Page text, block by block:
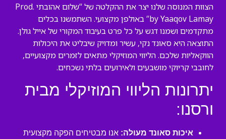
הצוות המנוסה שלנו יצר את ההקלטה של “שלום אהובתי Prod.
by Yaaqov Lamay” באולפן מקצועי. השתמשנו בכלים
מתקדמים ושמנו דגש על כל פרט בעיבוד המקורי של אייל גולן.
התוצאה היא סאונד נקי, עשיר ומדויק שיבליט את היכולות
הווקאליות שלכם. הליווי המוזיקלי מתאים לזמרים מקצועיים,
לחובבי קריוקי מושבעים ולאירועים בלתי נשכחים.
יתרונות הליווי המוזיקלי מבית
ורסנו:
איכות סאונד מעולה: אנו מבטיחים הפקה מקצועית